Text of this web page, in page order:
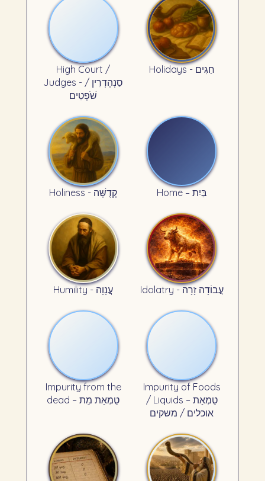
High Court /
Judges - סַנְהֶדְרִין /
שֹׁפְטִים
Holidays - חַגִּים
Holiness - קְדֻשָּׁה Home – בַּיִת
Humility - עֲנָוָה Idolatry - עֲבוֹדָה זָרָה
Impurity from the
dead – טֻמְאַת מֵת
Impurity of Foods
/ Liquids – טֻמְאַת
אוכלים / משקים